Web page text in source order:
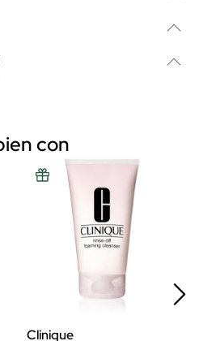
con
Clinique